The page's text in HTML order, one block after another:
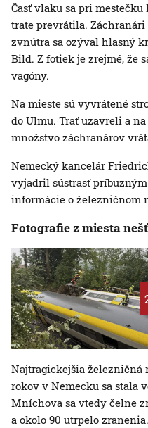
Časť vlaku sa pri
trate prevrátila.
zvnútra sa ozýval hlasný
Bild. Z fotiek je zrejmé, že
vagóny.
Na mieste sú vyvrátené
do Ulmu. Trať uzavreli a
množstvo záchranárov
Nemecký kancelár
vyjadril sústrasť
informácie o železničnom
Fotografie z miesta
Najtragickejšia železničná
rokov v Nemecku sa stala
Mníchova sa vtedy čelne
a okolo 90 utrpelo zranenia.